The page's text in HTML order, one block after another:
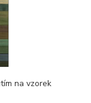
vzorek